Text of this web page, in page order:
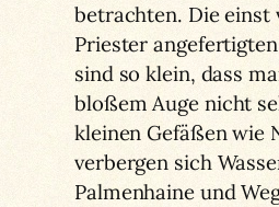
betrachten. Die einst
Priester
sind so klein, dass
bloßem Auge nicht
kleinen Gefäßen wie
verbergen sich
Palmenhaine und